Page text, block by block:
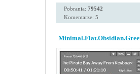
Pobrania: 79542
Komentarze: 5